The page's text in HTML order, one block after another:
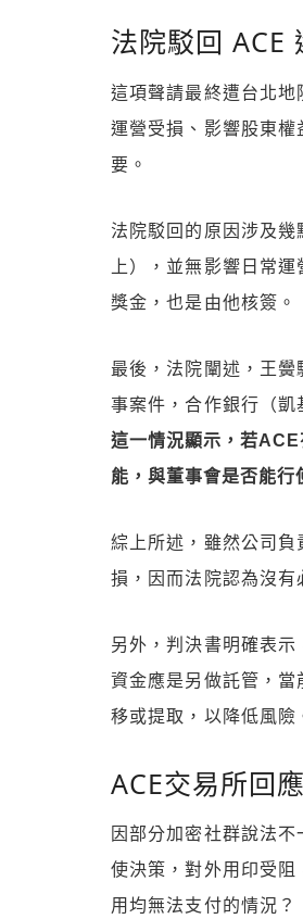
法院駁回 ACE
這項聲請最終遭台北地
運營受損、影響股東
要。
法院駁回的原因涉及
上），並無影響日常
獎金，也是由他核簽。
最後，法院闡述，王
事案件，合作銀行（凱
這一情況顯示，若
能，與董事會是否能行
綜上所述，雖然公司
損，因而法院認為沒有
另外，判決書明確表示
資金應是另做託管，
移或提取，以降低風險
ACE交易所回
因部分加密社群說法
使決策，對外用印受
用均無法支付的情況？